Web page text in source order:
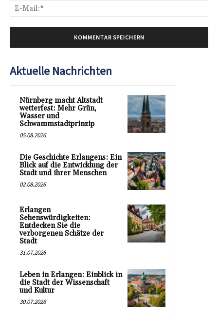
Aktuelle Nachrichten
Nürnberg macht Altstadt
wetterfest: Mehr Grün,
Wasser und
Schwammstadtprinzip
05.08.2026
Die Geschichte Erlangens: Ein
Blick auf die Entwicklung der
Stadt und ihrer Menschen
02.08.2026
Erlangen
Sehenswürdigkeiten:
Entdecken Sie die
verborgenen Schätze der
Stadt
31.07.2026
Leben in Erlangen: Einblick in
die Stadt der Wissenschaft
und Kultur
30.07.2026